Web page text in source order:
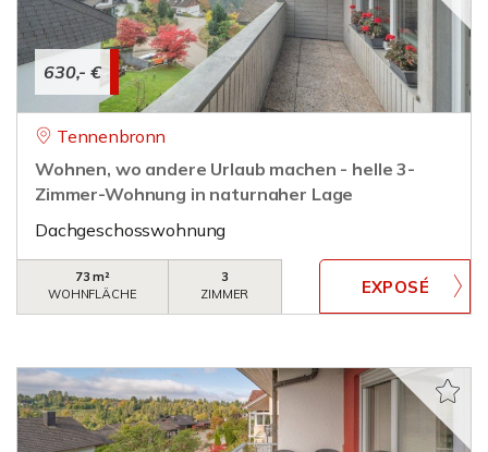
630,- €
Tennenbronn
Wohnen, wo andere Urlaub machen - helle 3-
Zimmer-Wohnung in naturnaher Lage
Dachgeschosswohnung
73 m²
WOHNFLÄCHE
3
ZIMMER